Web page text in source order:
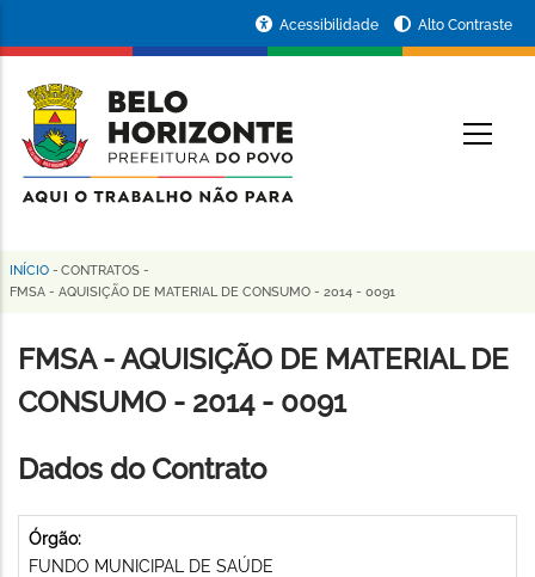
conteúdo
principal
da
Prefeitura
de
Horizonte
Acessibilidade Alto Contraste
Trilha
navegação
INÍCIO - CONTRATOS -
FMSA - AQUISIÇÃO DE MATERIAL DE CONSUMO - 2014 - 0091
FMSA - AQUISIÇÃO DE MATERIAL DE
CONSUMO - 2014 - 0091
Dados do Contrato
Órgão:
FUNDO MUNICIPAL DE SAÚDE